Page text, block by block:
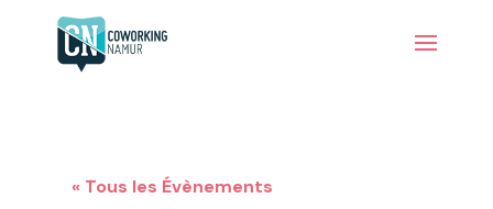
« Tous les Évènements